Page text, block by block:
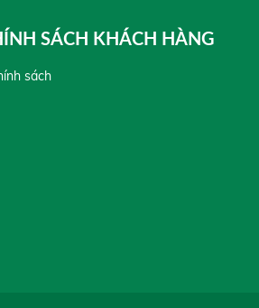
SÁCH KHÁCH HÀNG
sách